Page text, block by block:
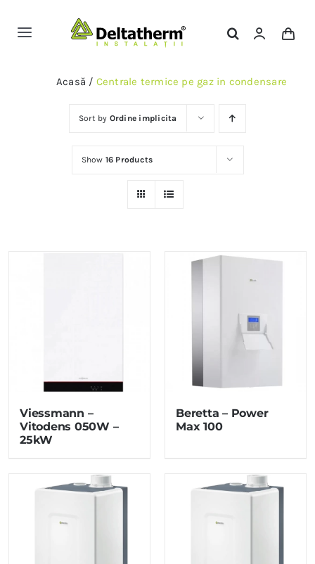
Toggle
Acasă / Centrale termice pe gaz in condensare
Sort by Ordine implicita
Show 16 Products
Viessmann –
Vitodens 050W –
25kW
Beretta – Power
Max 100